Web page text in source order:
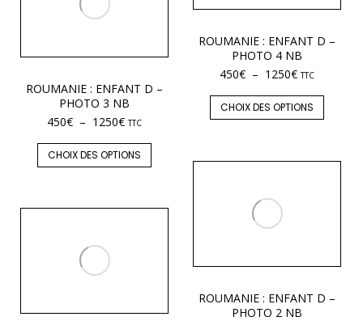
ROUMANIE : ENFANT D –
PHOTO 4 NB
450€ – 1250€ TTC
CHOIX DES OPTIONS
ROUMANIE : ENFANT D –
PHOTO 3 NB
450€ – 1250€ TTC
CHOIX DES OPTIONS
ROUMANIE : ENFANT D –
PHOTO 2 NB